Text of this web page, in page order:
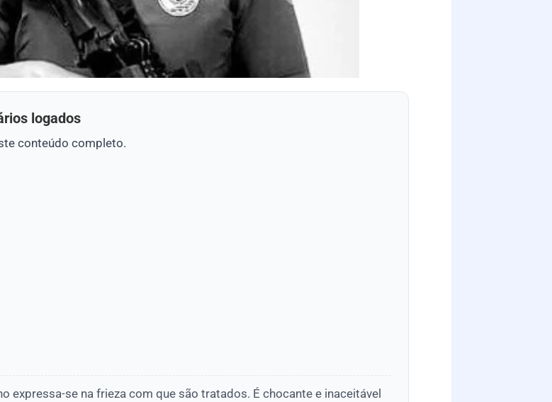
logados
conteúdo completo.
expressa-se na frieza com que são tratados. É chocante e inaceitável